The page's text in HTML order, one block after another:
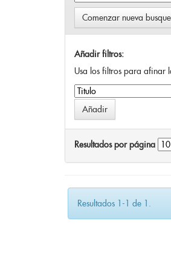
Comenzar nueva
Añadir filtros:
Usa los filtros para afinar
Resultados por página
Resultados 1-1 de 1.